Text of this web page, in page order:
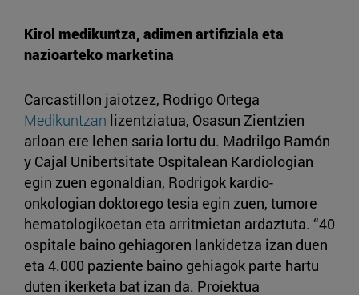
Kirol medikuntza, adimen artifiziala eta
nazioarteko marketina
Carcastillon jaiotzez, Rodrigo Ortega
Medikuntzan lizentziatua, Osasun Zientzien
arloan ere lehen saria lortu du. Madrilgo Ramón
y Cajal Unibertsitate Ospitalean Kardiologian
egin zuen egonaldian, Rodrigok kardio-
onkologian doktorego tesia egin zuen, tumore
hematologikoetan eta arritmietan ardaztuta. “40
ospitale baino gehiagoren lankidetza izan duen
eta 4.000 paziente baino gehiagok parte hartu
duten ikerketa bat izan da. Proiektua